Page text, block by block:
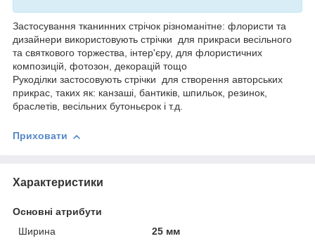
Застосування тканинних стрічок різноманітне: флористи та
дизайнери використовують стрічки для прикраси весільного
та святкового торжества, інтер'єру, для флористичних
композицій, фотозон, декорацій тощо
Рукоділки застосовують стрічки для створення авторських
прикрас, таких як: канзаші, бантиків, шпильок, резинок,
браслетів, весільних бутоньєрок і т.д.
Приховати
Характеристики
Основні атрибути
Ширина
25 мм